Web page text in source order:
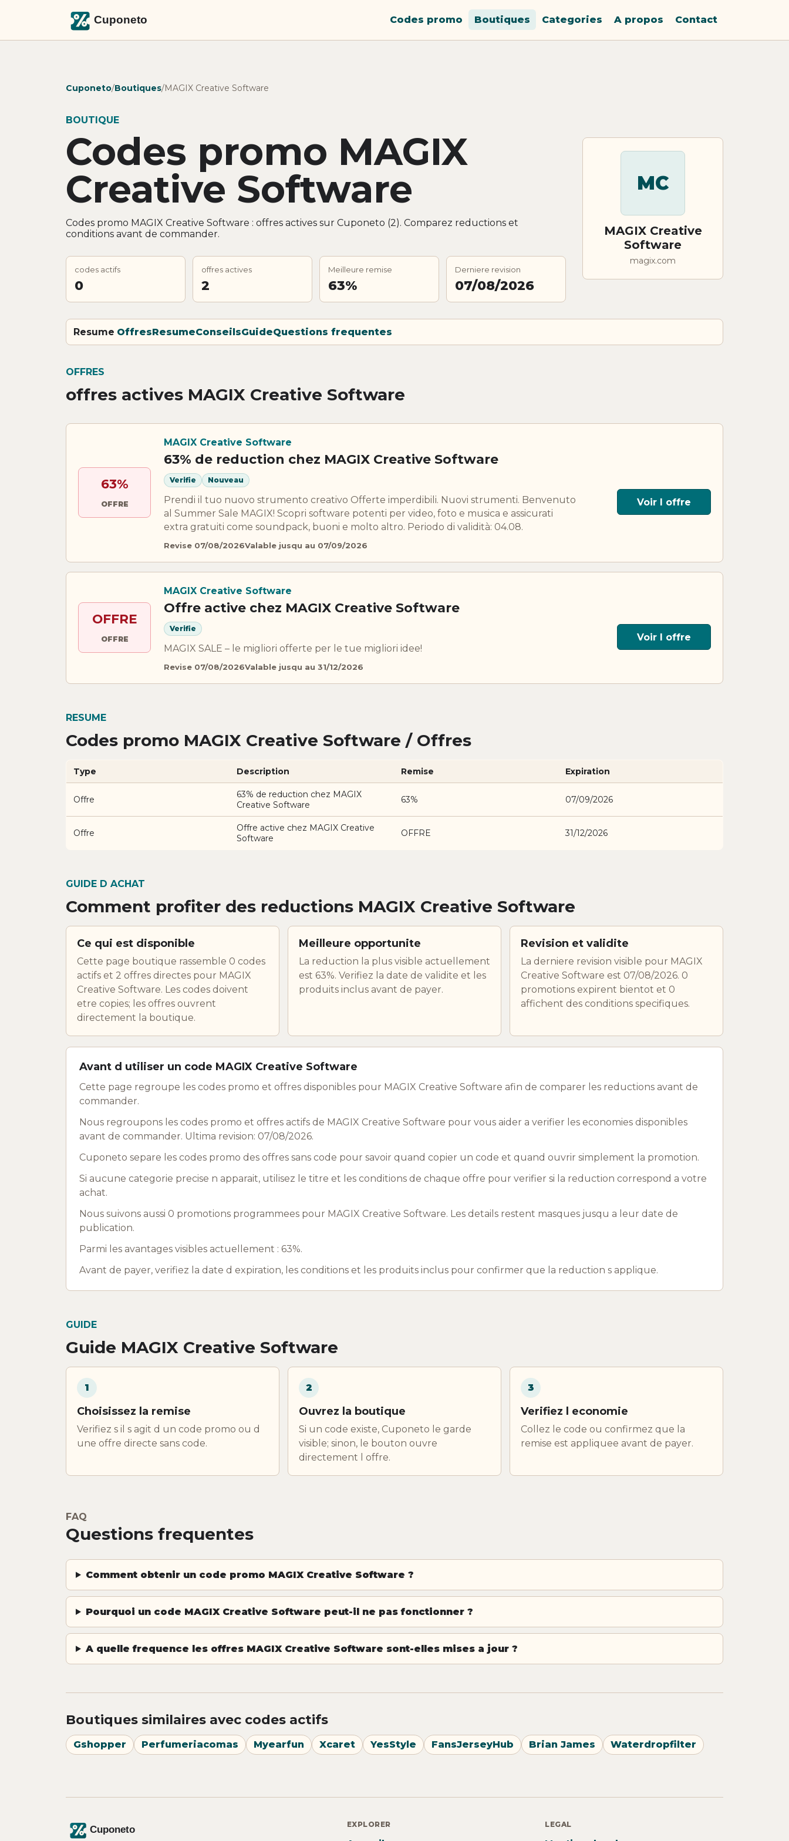
Codes promo Boutiques Categories A propos Contact
Cuponeto/Boutiques/MAGIX Creative Software
BOUTIQUE
Codes promo MAGIX
Creative Software
Codes promo MAGIX Creative Software : offres actives sur Cuponeto (2). Comparez reductions et
conditions avant de commander.
codes actifs
0
offres actives
2
Meilleure remise
63%
Derniere revision
07/08/2026
MC
MAGIX Creative
Software
magix.com
Resume OffresResumeConseilsGuideQuestions frequentes
OFFRES
offres actives MAGIX Creative Software
63%
OFFRE
MAGIX Creative Software
63% de reduction chez MAGIX Creative Software
Verifie Nouveau
Prendi il tuo nuovo strumento creativo Offerte imperdibili. Nuovi strumenti. Benvenuto
al Summer Sale MAGIX! Scopri software potenti per video, foto e musica e assicurati
extra gratuiti come soundpack, buoni e molto altro. Periodo di validità: 04.08.
Revise 07/08/2026Valable jusqu au 07/09/2026
Voir l offre
OFFRE
OFFRE
MAGIX Creative Software
Offre active chez MAGIX Creative Software
Verifie
MAGIX SALE – le migliori offerte per le tue migliori idee!
Revise 07/08/2026Valable jusqu au 31/12/2026
Voir l offre
RESUME
Codes promo MAGIX Creative Software / Offres
Type Description Remise Expiration
Offre
63% de reduction chez MAGIX
Creative Software
63% 07/09/2026
Offre
Offre active chez MAGIX Creative
Software
OFFRE 31/12/2026
GUIDE D ACHAT
Comment profiter des reductions MAGIX Creative Software
Ce qui est disponible
Cette page boutique rassemble 0 codes
actifs et 2 offres directes pour MAGIX
Creative Software. Les codes doivent
etre copies; les offres ouvrent
directement la boutique.
Meilleure opportunite
La reduction la plus visible actuellement
est 63%. Verifiez la date de validite et les
produits inclus avant de payer.
Revision et validite
La derniere revision visible pour MAGIX
Creative Software est 07/08/2026. 0
promotions expirent bientot et 0
affichent des conditions specifiques.
Avant d utiliser un code MAGIX Creative Software
Cette page regroupe les codes promo et offres disponibles pour MAGIX Creative Software afin de comparer les reductions avant de
commander.
Nous regroupons les codes promo et offres actifs de MAGIX Creative Software pour vous aider a verifier les economies disponibles
avant de commander. Ultima revision: 07/08/2026.
Cuponeto separe les codes promo des offres sans code pour savoir quand copier un code et quand ouvrir simplement la promotion.
Si aucune categorie precise n apparait, utilisez le titre et les conditions de chaque offre pour verifier si la reduction correspond a votre
achat.
Nous suivons aussi 0 promotions programmees pour MAGIX Creative Software. Les details restent masques jusqu a leur date de
publication.
Parmi les avantages visibles actuellement : 63%.
Avant de payer, verifiez la date d expiration, les conditions et les produits inclus pour confirmer que la reduction s applique.
GUIDE
Guide MAGIX Creative Software
1
Choisissez la remise
Verifiez s il s agit d un code promo ou d
une offre directe sans code.
2
Ouvrez la boutique
Si un code existe, Cuponeto le garde
visible; sinon, le bouton ouvre
directement l offre.
3
Verifiez l economie
Collez le code ou confirmez que la
remise est appliquee avant de payer.
FAQ
Questions frequentes
Comment obtenir un code promo MAGIX Creative Software ?
Pourquoi un code MAGIX Creative Software peut-il ne pas fonctionner ?
A quelle frequence les offres MAGIX Creative Software sont-elles mises a jour ?
Boutiques similaires avec codes actifs
Gshopper Perfumeriacomas Myearfun Xcaret YesStyle FansJerseyHub Brian James Waterdropfilter
EXPLORER LEGAL